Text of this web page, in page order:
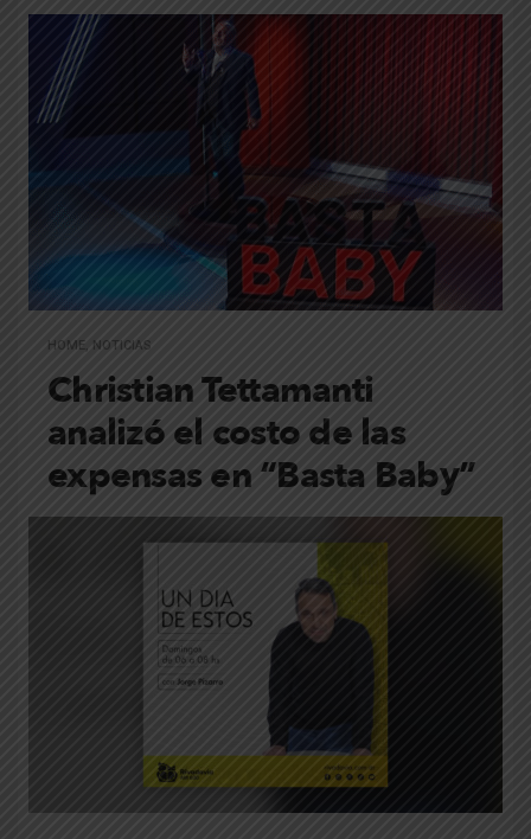
HOME, NOTICIAS
Christian Tettamanti
analizó el costo de las
expensas en “Basta Baby”